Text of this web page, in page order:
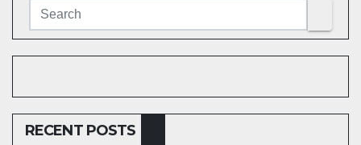
RECENT POSTS